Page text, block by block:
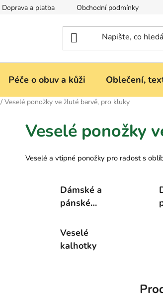
Doprava a platba Obchodní podmínky
Péče o obuv a kůži Oblečení,
/ Veselé ponožky ve žluté barvě, pro kluky
Veselé ponožky
Veselé a vtipné ponožky pro radost s
Dámské a
pánské
veselé ponožky
Veselé
kalhotky